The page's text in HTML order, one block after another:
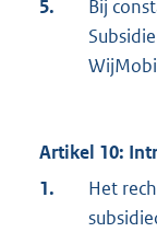
5.
Bij
Artikel 10:
1.
Het